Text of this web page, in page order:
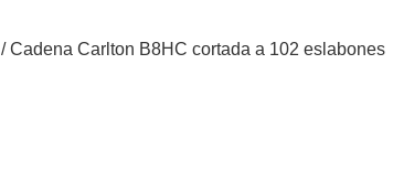
/ Cadena Carlton B8HC cortada a 102 eslabones